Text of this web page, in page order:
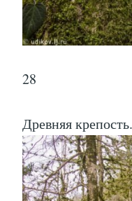
28
Древняя